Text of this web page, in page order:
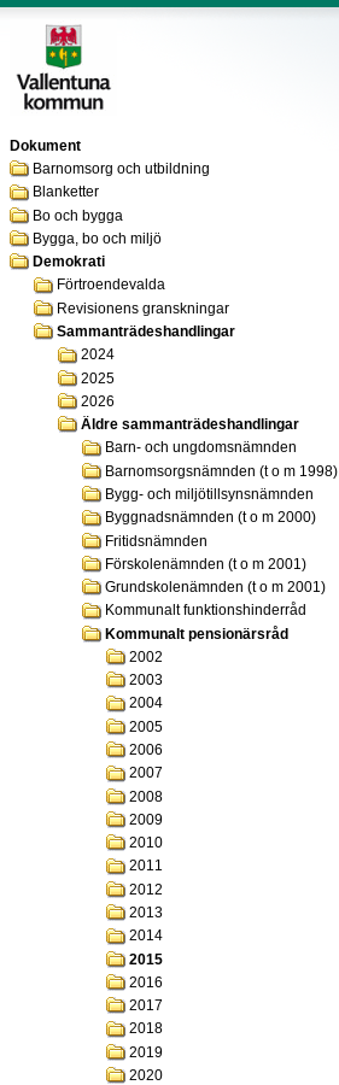
Dokument
Barnomsorg och utbildning
Blanketter
Bo och bygga
Bygga, bo och miljö
Demokrati
Förtroendevalda
Revisionens granskningar
Sammanträdeshandlingar
2024
2025
2026
Äldre sammanträdeshandlingar
Barn- och ungdomsnämnden
Barnomsorgsnämnden (t o m 1998)
Bygg- och miljötillsynsnämnden
Byggnadsnämnden (t o m 2000)
Fritidsnämnden
Förskolenämnden (t o m 2001)
Grundskolenämnden (t o m 2001)
Kommunalt funktionshinderråd
Kommunalt pensionärsråd
2002
2003
2004
2005
2006
2007
2008
2009
2010
2011
2012
2013
2014
2015
2016
2017
2018
2019
2020